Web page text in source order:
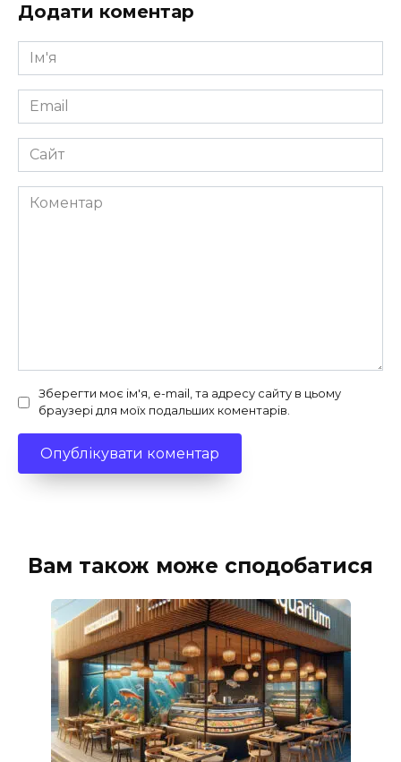
Додати коментар
Ім'я
*
Email
*
Сайт
Коментар
Зберегти моє ім'я, e-mail, та адресу сайту в цьому
браузері для моїх подальших коментарів.
Вам також може сподобатися